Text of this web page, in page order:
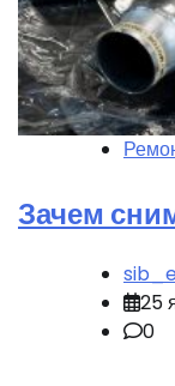
Зачем
25
0